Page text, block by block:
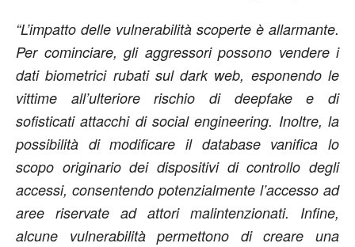
“L’impatto delle vulnerabilità scoperte è allarmante.
Per cominciare, gli aggressori possono vendere i
dati biometrici rubati sul dark web, esponendo le
vittime all’ulteriore rischio di deepfake e di
sofisticati attacchi di social engineering. Inoltre, la
possibilità di modificare il database vanifica lo
scopo originario dei dispositivi di controllo degli
accessi, consentendo potenzialmente l’accesso ad
aree riservate ad attori malintenzionati. Infine,
alcune vulnerabilità permettono di creare una